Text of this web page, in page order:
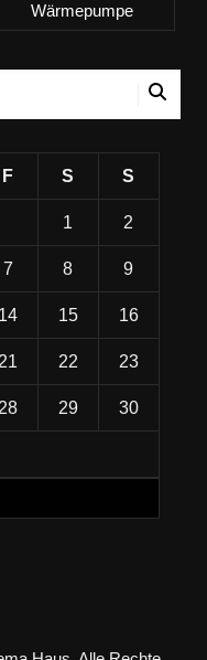
Wärmepumpe
F S S
1 2
7 8 9
14 15 16
21 22 23
28 29 30